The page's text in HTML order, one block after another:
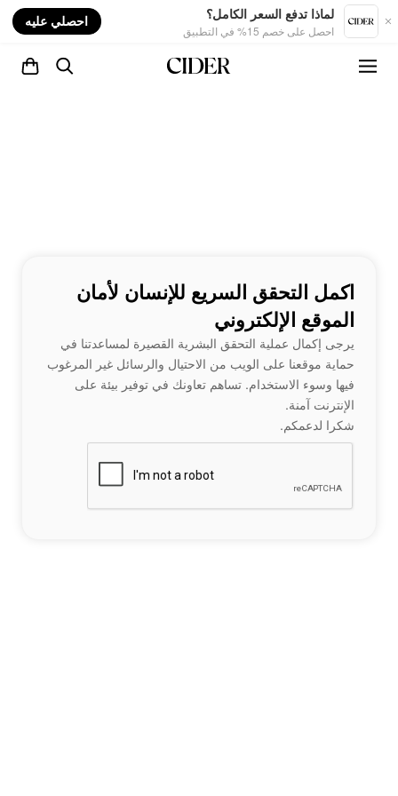
لماذا تدفع السعر الكامل؟
احصل على خصم 15% في التطبيق
احصلي عليه
اكمل التحقق السريع للإنسان لأمان
الموقع الإلكتروني
يرجى إكمال عملية التحقق البشرية القصيرة لمساعدتنا في
حماية موقعنا على الويب من الاحتيال والرسائل غير المرغوب
فيها وسوء الاستخدام. تساهم تعاونك في توفير بيئة على
الإنترنت آمنة.
شكرا لدعمكم.